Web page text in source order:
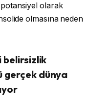
olarak
olmasına neden
belirsizlik
gerçek dünya